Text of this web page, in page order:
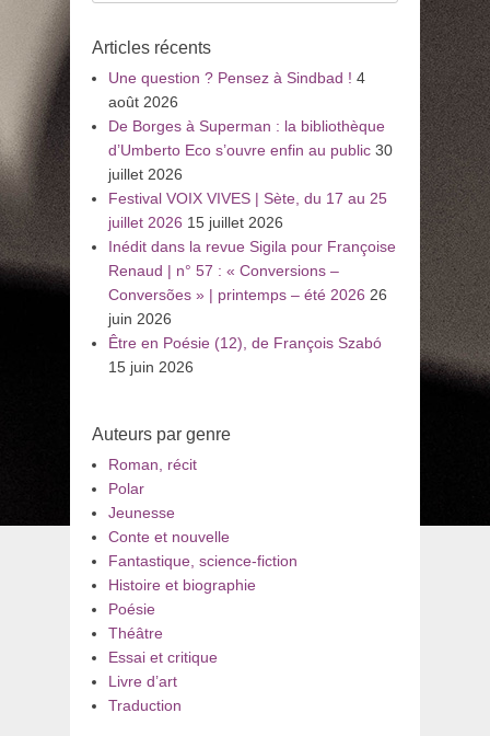
Articles récents
Une question ? Pensez à Sindbad ! 4
août 2026
De Borges à Superman : la bibliothèque
d’Umberto Eco s’ouvre enfin au public 30
juillet 2026
Festival VOIX VIVES | Sète, du 17 au 25
juillet 2026 15 juillet 2026
Inédit dans la revue Sigila pour Françoise
Renaud | n° 57 : « Conversions –
Conversões » | printemps – été 2026 26
juin 2026
Être en Poésie (12), de François Szabó
15 juin 2026
Auteurs par genre
Roman, récit
Polar
Jeunesse
Conte et nouvelle
Fantastique, science-fiction
Histoire et biographie
Poésie
Théâtre
Essai et critique
Livre d’art
Traduction